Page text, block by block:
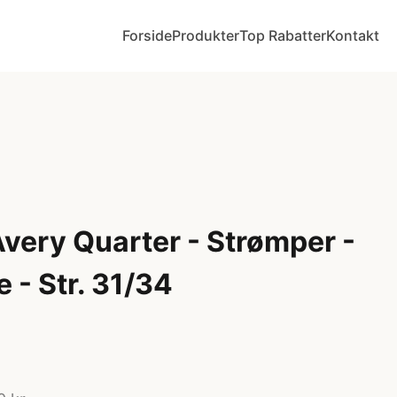
ForsideProdukterTop RabatterKontakt
Quarter - Strømper -
- Str. 31/34